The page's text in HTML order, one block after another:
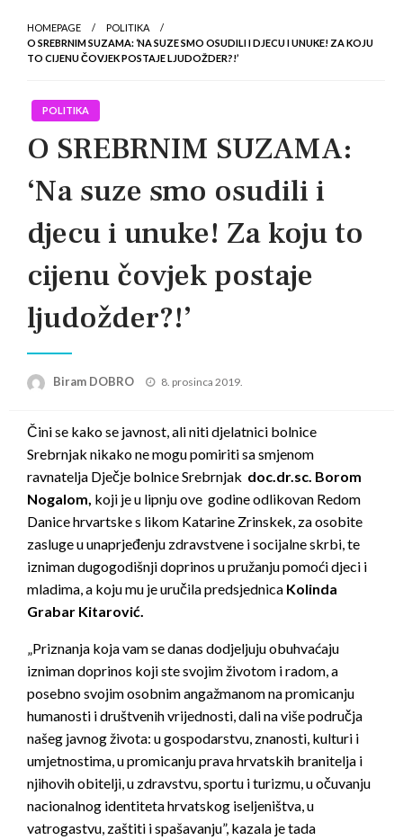
HOMEPAGE
POLITIKA
O SREBRNIM SUZAMA: ‘NA SUZE SMO OSUDILI I DJECU I UNUKE! ZA KOJU
TO CIJENU ČOVJEK POSTAJE LJUDOŽDER?!’
POLITIKA
O SREBRNIM SUZAMA:
‘Na suze smo osudili i
djecu i unuke! Za koju to
cijenu čovjek postaje
ljudožder?!’
Biram DOBRO
Posted
8. prosinca 2019.
Čini se kako se javnost, ali niti djelatnici bolnice
Srebrnjak nikako ne mogu pomiriti sa smjenom
ravnatelja Dječje bolnice Srebrnjak doc.dr.sc. Borom
Nogalom, koji je u lipnju ove godine odlikovan Redom
Danice hrvartske s likom Katarine Zrinskek, za osobite
zasluge u unaprjeđenju zdravstvene i socijalne skrbi, te
izniman dugogodišnji doprinos u pružanju pomoći djeci i
mladima, a koju mu je uručila predsjednica Kolinda
Grabar Kitarović.
„Priznanja koja vam se danas dodjeljuju obuhvaćaju
izniman doprinos koji ste svojim životom i radom, a
posebno svojim osobnim angažmanom na promicanju
humanosti i društvenih vrijednosti, dali na više područja
našeg javnog života: u gospodarstvu, znanosti, kulturi i
umjetnostima, u promicanju prava hrvatskih branitelja i
njihovih obitelji, u zdravstvu, sportu i turizmu, u očuvanju
nacionalnog identiteta hrvatskog iseljeništva, u
vatrogastvu, zaštiti i spašavanju”, kazala je tada